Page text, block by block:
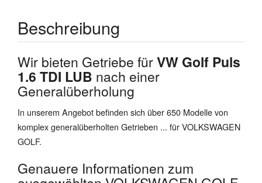
Beschreibung
Wir bieten Getriebe fürVW Golf Puls
1.6 TDI LUB nach einer
Generalüberholung
In unserem Angebot befinden sich über 650 Modelle von
komplex generalüberholten Getrieben ... für VOLKSWAGEN
GOLF.
Genauere Informationen zum